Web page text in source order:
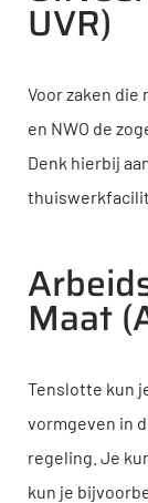
UVR)
Voor zaken die
en NWO de
Denk hierbij
Maat
Tenslotte kun
vormgeven in
regeling. Je
kun je